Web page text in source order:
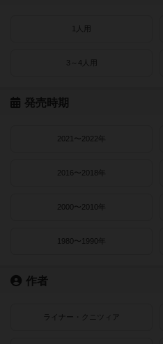
1人用
3～4人用
発売時期
2021〜2022年
2016〜2018年
2000〜2010年
1980〜1990年
作者
ライナー・クニツィア